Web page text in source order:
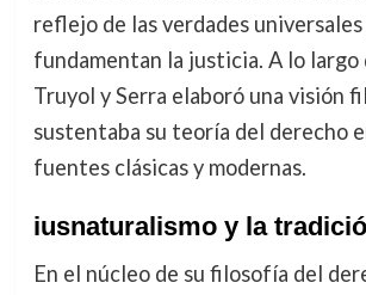
reflejo de las verdades
fundamentan la justicia. A lo largo
Truyol y Serra elaboró una visión
sustentaba su teoría del derecho
fuentes clásicas y modernas.
iusnaturalismo y la
En el núcleo de su filosofía del